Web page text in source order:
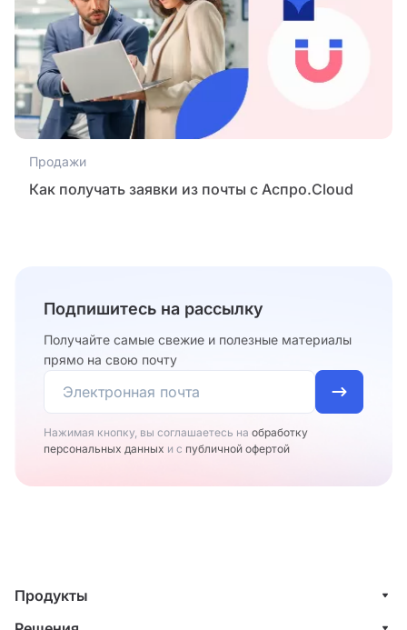
Продажи
Как получать заявки из почты с Аспро.Cloud
Подпишитесь на рассылку
Получайте самые свежие и полезные материалы
прямо на свою почту
Нажимая кнопку, вы соглашаетесь на обработку
персональных данных и с публичной офертой
Продукты
Управление клиентами (CRM)